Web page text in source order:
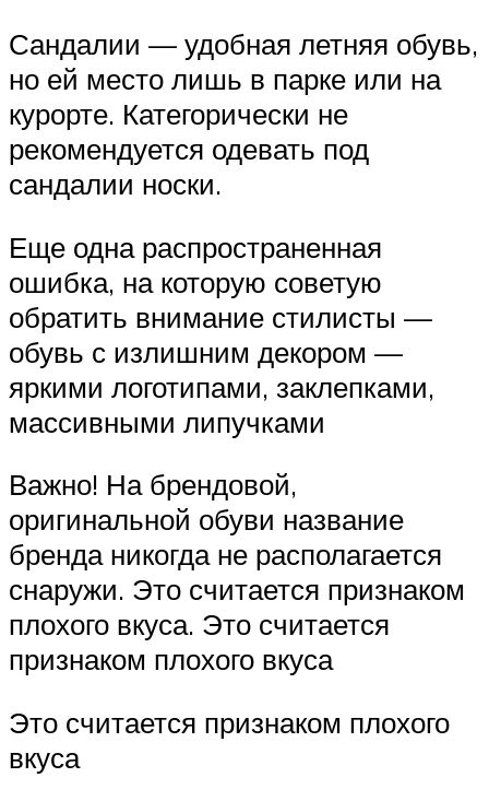
Сандалии — удобная летняя обувь,
но ей место лишь в парке или на
курорте. Категорически не
рекомендуется одевать под
сандалии носки.
Еще одна распространенная
ошибка, на которую советую
обратить внимание стилисты —
обувь с излишним декором —
яркими логотипами, заклепками,
массивными липучками
Важно! На брендовой,
оригинальной обуви название
бренда никогда не располагается
снаружи. Это считается признаком
плохого вкуса. Это считается
признаком плохого вкуса
Это считается признаком плохого
вкуса